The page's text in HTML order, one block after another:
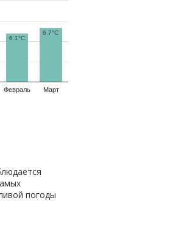
Февраль Март
6.1°C
6.7°C
погоды